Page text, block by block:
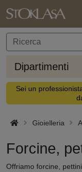
Dipartimenti
Sei un
Gioielleria
Forcine,
Offriamo forcine,